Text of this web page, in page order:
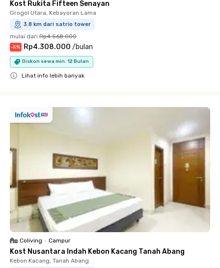
Kost Rukita Fifteen Senayan
Grogol Utara, Kebayoran Lama
3.8 km dari satrio tower
mulai dari Rp4.568.000
-5% Rp4.308.000 /bulan
Diskon sewa min. 12 Bulan
Lihat info lebih banyak
Coliving • Campur
Kost Nusantara Indah Kebon Kacang Tanah Abang
Kebon Kacang, Tanah Abang